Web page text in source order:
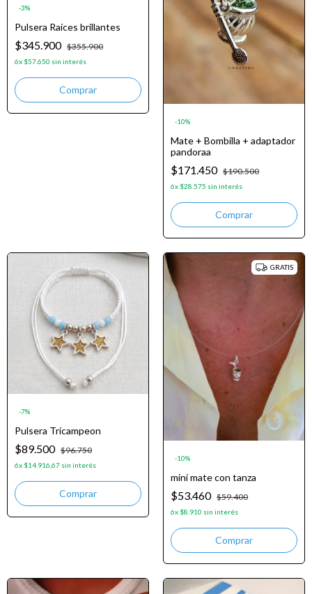
-3%
Pulsera Raíces brillantes
$345.900 $355.900
6x $57.650 sin interés
-10%
Mate + Bombilla + adaptador
pandoraa
$171.450 $190.500
6x $28.575 sin interés
-7%
Pulsera Tricampeon
$89.500 $96.750
6x $14.916,67 sin interés
GRATIS
-10%
mini mate con tanza
$53.460 $59.400
6x $8.910 sin interés